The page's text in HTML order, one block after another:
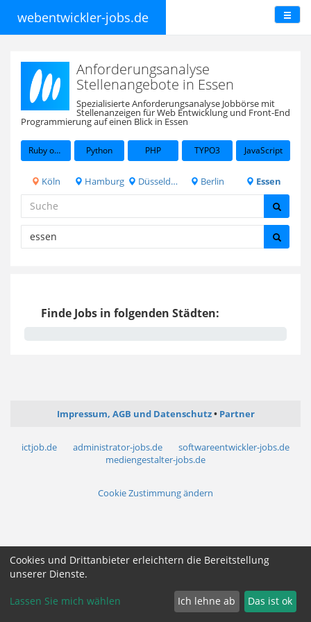
webentwickler-jobs.de
Anforderungsanalyse
Stellenangebote in Essen
Spezialisierte Anforderungsanalyse Jobbörse mit
Stellenanzeigen für Web Entwicklung und Front-End
Programmierung auf einen Blick in Essen
Ruby on Rails Python PHP TYPO3 JavaScript
Köln Hamburg Düsseldorf Berlin Essen
Finde Jobs in folgenden Städten:
Impressum, AGB und Datenschutz Partner
ictjob.de administrator-jobs.de
softwareentwickler-jobs.de
mediengestalter-jobs.de
Cookie Zustimmung ändern
Cookies und Drittanbieter erleichtern die Bereitstellung
unserer Dienste.
Lassen Sie mich wählen Ich lehne ab Das ist ok